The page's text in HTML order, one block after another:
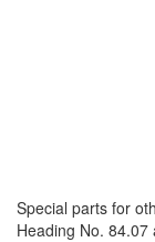
Special parts for
Heading No. 84.07